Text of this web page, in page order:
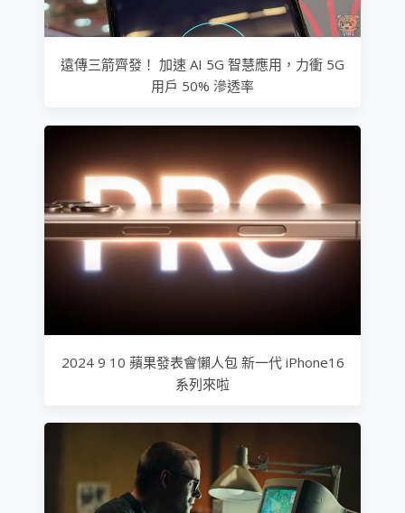
遠傳三箭齊發！ 加速 AI 5G 智慧應用，力衝 5G
用戶 50% 滲透率
2024 9 10 蘋果發表會懶人包 新一代 iPhone16
系列來啦